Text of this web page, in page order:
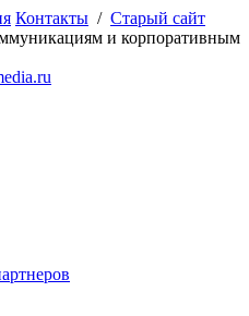
Контакты / Старый сайт
и корпоративным